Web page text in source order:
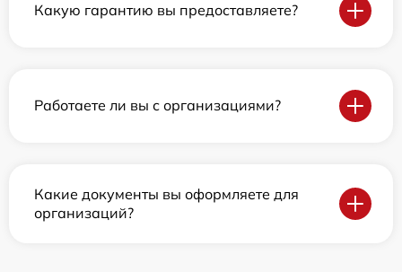
Какую гарантию вы предоставляете?
Работаете ли вы с организациями?
Какие документы вы оформляете для
организаций?